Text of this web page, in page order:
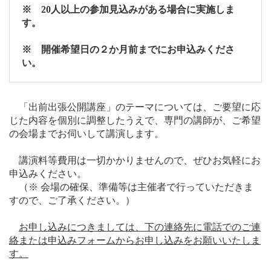
※ 20人以上の参加見込みがある場合に実施しま
す。
※ 開催希望日の２か月前までにお申込みくださ
い。
「出前出張公開講座」のテーマについては、ご要望に応
じた内容を個別に調整したうえで、専門の講師が、ご希望
の会場までお伺いして講演します。
講演料等費用は一切かかりませんので、ぜひお気軽にお
申込みください。
（※ 会場の確保、準備等は主催者で行っていただきま
すので、ご了承ください。）
お申し込みにつきましては、下の連絡先に電話でのご連
絡または申込みフォームからお申し込みをお願いいたしま
す。